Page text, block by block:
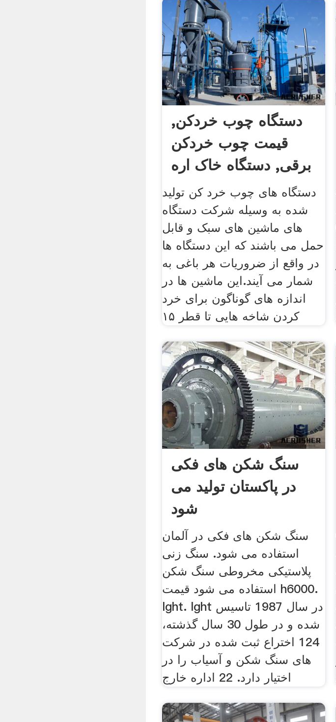
دستگاه چوب خردکن,
قیمت چوب خردکن
برقی, دستگاه خاک اره
دستگاه های چوب خرد کن تولید
شده به وسیله شرکت دستگاه
های ماشین های سبک و قابل
حمل می باشند که این دستگاه ها
در واقع از ضروریات هر باغی به
شمار می آیند.این ماشین ها در
اندازه های گوناگون برای خرد
کردن شاخه هایی تا قطر ۱۵
سنگ شکن های فکی
در پاکستان تولید می
شود
سنگ شکن های فکی در آلمان
استفاده می شود. سنگ زنی
پلاستیکی مخروطی سنگ شکن
استفاده می شود قیمت h6000.
lght. lght در سال 1987 تاسیس
شده و در طول 30 سال گذشته،
124 اختراع ثبت شده در شركت
های سنگ شكن و آسیاب را در
اختیار دارد. 22 اداره خارج